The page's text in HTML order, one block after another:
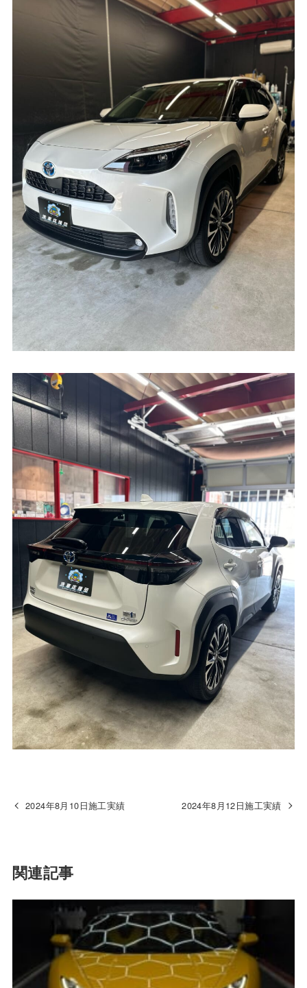
2024年8月10日施工実績 2024年8月12日施工実績
関連記事